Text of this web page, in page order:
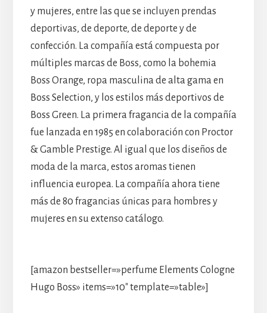
y mujeres, entre las que se incluyen prendas
deportivas, de deporte, de deporte y de
confección. La compañía está compuesta por
múltiples marcas de Boss, como la bohemia
Boss Orange, ropa masculina de alta gama en
Boss Selection, y los estilos más deportivos de
Boss Green. La primera fragancia de la compañía
fue lanzada en 1985 en colaboración con Proctor
& Gamble Prestige. Al igual que los diseños de
moda de la marca, estos aromas tienen
influencia europea. La compañía ahora tiene
más de 80 fragancias únicas para hombres y
mujeres en su extenso catálogo.
[amazon bestseller=»perfume Elements Cologne
Hugo Boss» items=»10″ template=»table»]